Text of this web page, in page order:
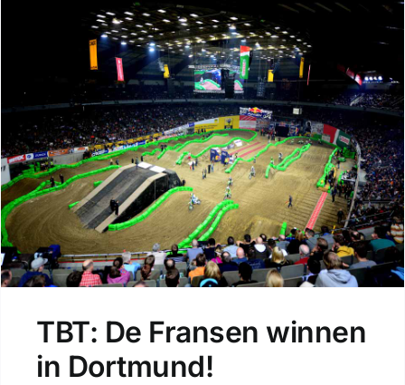
TBT: De Fransen winnen
in Dortmund!